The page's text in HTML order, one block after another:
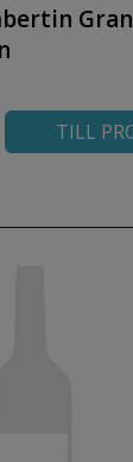
TILL